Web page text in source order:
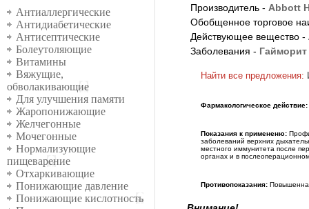
Группы
Антиаллергические
Антидиабетические
Антисептические
Болеутоляющие
Витамины
Вяжущие,
обволакивающие
Для улучшения памяти
Жаропонижающие
Желчегонные
Мочегонные
Нормализующие
пищеварение
Отхаркивающие
Понижающие давление
Понижающие кислотность
Производитель - Abbott
Обобщенное торговое
Действующее вещество -
Заболевания -
Найти все предложения:
Фармакологическое действие:
Показания к примененю:
заболеваний верхних
местного иммунитета после
органах и в
Противопоказания: